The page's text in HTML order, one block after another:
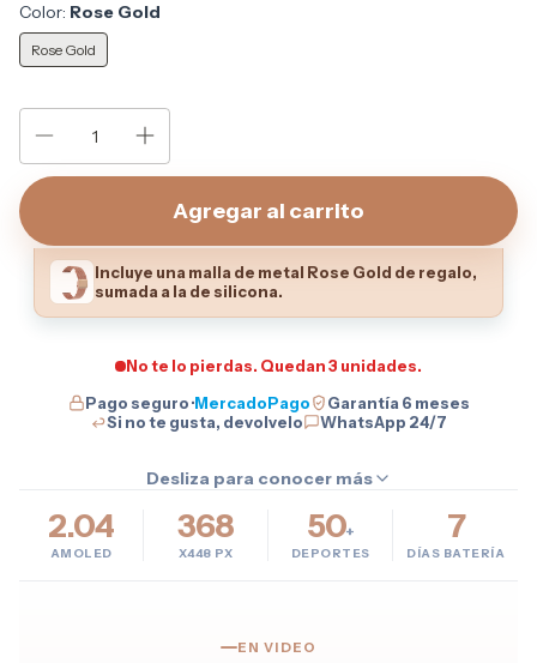
Color: Rose Gold
Rose Gold
Incluye una malla de metal Rose Gold de regalo,
sumada a la de silicona.
No te lo pierdas. Quedan 3 unidades.
Pago seguro ·MercadoPago
Garantía 6 meses
Si no te gusta, devolvelo
WhatsApp 24/7
Desliza para conocer más
2.04
AMOLED
368
X448 PX
50+
DEPORTES
7
DÍAS BATERÍA
EN VIDEO